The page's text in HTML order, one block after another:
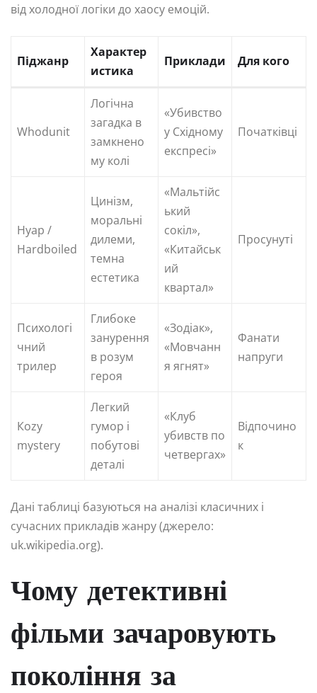
від холодної логіки до хаосу емоцій.
Піджанр
Характер
истика
Приклади Для кого
Whodunit
Логічна
загадка в
замкнено
му колі
«Убивство
у Східному
експресі»
Початківці
Нуар /
Hardboiled
Цинізм,
моральні
дилеми,
темна
естетика
«Мальтійс
ький
сокіл»,
«Китайськ
ий
квартал»
Просунуті
Психологі
чний
трилер
Глибоке
занурення
в розум
героя
«Зодіак»,
«Мовчанн
я ягнят»
Фанати
напруги
Кozy
mystery
Легкий
гумор і
побутові
деталі
«Клуб
убивств по
четвергах»
Відпочино
к
Дані таблиці базуються на аналізі класичних і
сучасних прикладів жанру (джерело:
uk.wikipedia.org).
Чому детективні
фільми зачаровують
покоління за